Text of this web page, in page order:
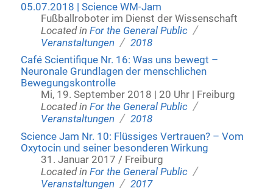
05.07.2018 | Science WM-Jam
Fußballroboter im Dienst der Wissenschaft
Located inFor the General Public /
Veranstaltungen / 2018
Café Scientifique Nr. 16: Was uns bewegt –
Neuronale Grundlagen der menschlichen
Bewegungskontrolle
Mi, 19. September 2018 | 20 Uhr | Freiburg
Located inFor the General Public /
Veranstaltungen / 2018
Science Jam Nr. 10: Flüssiges Vertrauen? – Vom
Oxytocin und seiner besonderen Wirkung
31. Januar 2017 / Freiburg
Located inFor the General Public /
Veranstaltungen / 2017